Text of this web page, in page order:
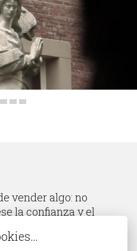
vender algo: no
la confianza y el